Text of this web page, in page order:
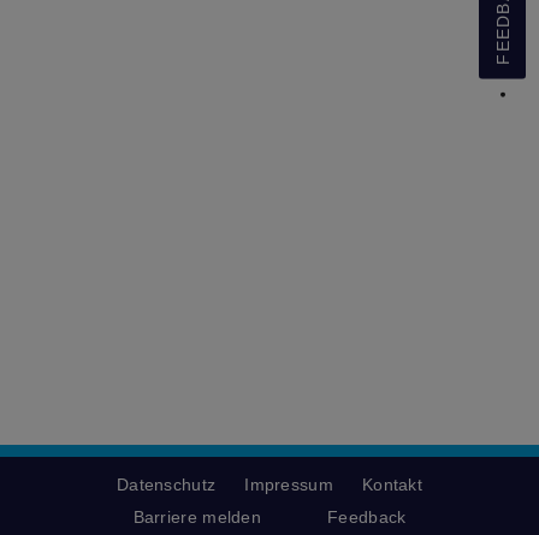
Datenschutz Impressum
Kontakt
Barriere melden
Feedback